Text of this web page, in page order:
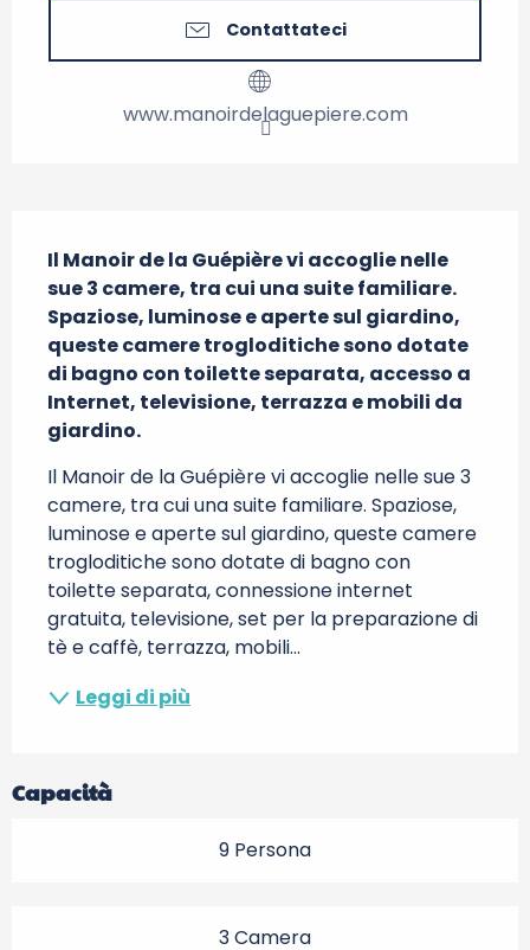
Contattateci
www.manoirdelaguepiere.com
Il Manoir de la Guépière vi accoglie nelle
sue 3 camere, tra cui una suite familiare.
Spaziose, luminose e aperte sul giardino,
queste camere trogloditiche sono dotate
di bagno con toilette separata, accesso a
Internet, televisione, terrazza e mobili da
giardino.
Il Manoir de la Guépière vi accoglie nelle sue 3
camere, tra cui una suite familiare. Spaziose,
luminose e aperte sul giardino, queste camere
trogloditiche sono dotate di bagno con
toilette separata, connessione internet
gratuita, televisione, set per la preparazione di
tè e caffè, terrazza, mobili...
Leggi di più
Capacità
9 Persona
3 Camera